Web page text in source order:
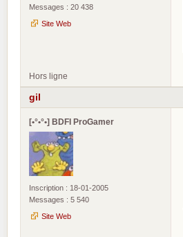
Messages : 20 438
Site Web
Hors ligne
gil
[•°•°•] BDFI ProGamer
Inscription : 18-01-2005
Messages : 5 540
Site Web